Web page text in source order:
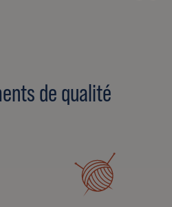
de qualité